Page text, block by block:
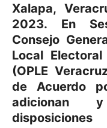
Xalapa,
2023. En
Consejo
Local
(OPLE
de Acuerdo
adicionan